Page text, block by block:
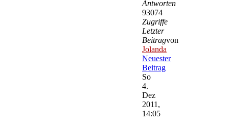
Antworten
93074
Zugriffe
Letzter
Beitragvon
Jolanda
Neuester
Beitrag
So
4.
Dez
2011,
14:05